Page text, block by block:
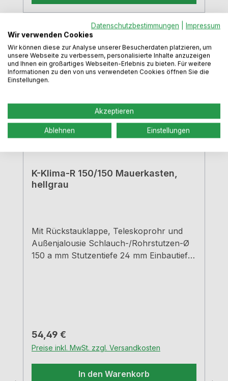
K-Klima-R 150/150 Mauerkasten,
hellgrau
Mit Rückstauklappe, Teleskoprohr und
Außenjalousie Schlauch-/Rohrstutzen-Ø
150 a mm Stutzentiefe 24 mm Einbautiefe
Regulärer Preis:
54,49 €
Preise inkl. MwSt. zzgl. Versandkosten
In den Warenkorb
Datenschutzbestimmungen
Impressum
Wir verwenden Cookies
Wir können diese zur Analyse unserer Besucherdaten platzieren, um
unsere Webseite zu verbessern, personalisierte Inhalte anzuzeigen
und Ihnen ein großartiges Webseiten-Erlebnis zu bieten. Für weitere
Informationen zu den von uns verwendeten Cookies öffnen Sie die
Einstellungen.
Akzeptieren
Ablehnen Einstellungen